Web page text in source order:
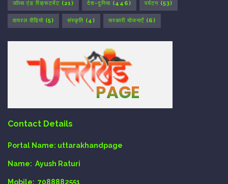
जॉब्स एंड रिक्रूटमेंट (21) देश-दुनिया (446) पर्यटन (53)
वायरल वीडियो (5) संस्कृति (4) सरकारी योजनाएँ (6)
Contact Details
Portal Name: uttarakhandpage
Name: Ayush Raturi
Mobile: 7088882551